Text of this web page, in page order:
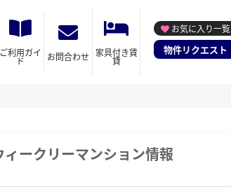
ご利用ガイ
ド お問合わせ 家具付き賃
貸
お気に入り一覧
物件リクエスト
ークリーマンション情報